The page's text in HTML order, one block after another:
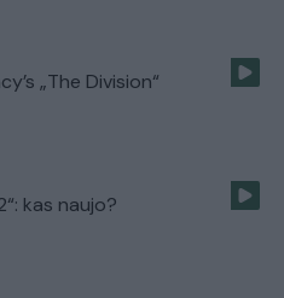
„The Division“
kas naujo?